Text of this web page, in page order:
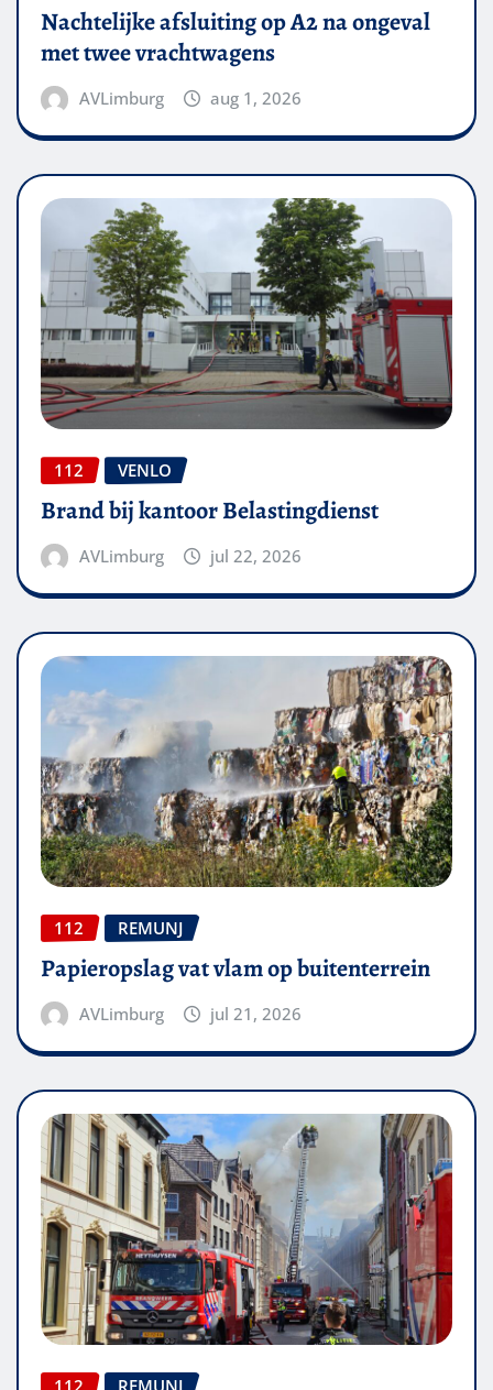
Nachtelijke afsluiting op A2 na ongeval
met twee vrachtwagens
AVLimburg aug 1, 2026
112 VENLO
Brand bij kantoor Belastingdienst
AVLimburg jul 22, 2026
112 REMUNJ
Papieropslag vat vlam op buitenterrein
AVLimburg jul 21, 2026
112 REMUNJ